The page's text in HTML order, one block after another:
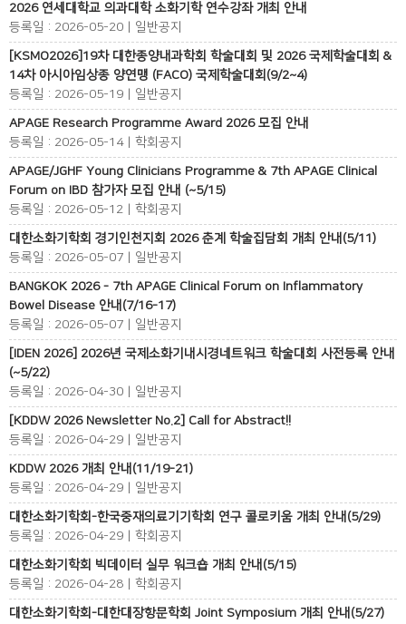
2026 연세대학교 의과대학 소화기학 연수강좌 개최 안내
등록일 : 2026-05-20 | 일반공지
[KSMO2026]19차 대한종양내과학회 학술대회 및 2026 국제학술대회 &
14차 아시아임상종 양연맹 (FACO) 국제학술대회(9/2~4)
등록일 : 2026-05-19 | 일반공지
APAGE Research Programme Award 2026 모집 안내
등록일 : 2026-05-14 | 학회공지
APAGE/JGHF Young Clinicians Programme & 7th APAGE Clinical
Forum on IBD 참가자 모집 안내 (~5/15)
등록일 : 2026-05-12 | 학회공지
대한소화기학회 경기인천지회 2026 춘계 학술집담회 개최 안내(5/11)
등록일 : 2026-05-07 | 일반공지
BANGKOK 2026 - 7th APAGE Clinical Forum on Inflammatory
Bowel Disease 안내(7/16-17)
등록일 : 2026-05-07 | 일반공지
[IDEN 2026] 2026년 국제소화기내시경네트워크 학술대회 사전등록 안내
(~5/22)
등록일 : 2026-04-30 | 일반공지
[KDDW 2026 Newsletter No.2] Call for Abstract!!
등록일 : 2026-04-29 | 일반공지
KDDW 2026 개최 안내(11/19-21)
등록일 : 2026-04-29 | 일반공지
대한소화기학회-한국중재의료기기학회 연구 콜로키움 개최 안내(5/29)
등록일 : 2026-04-29 | 학회공지
대한소화기학회 빅데이터 실무 워크숍 개최 안내(5/15)
등록일 : 2026-04-28 | 학회공지
대한소화기학회-대한대장항문학회 Joint Symposium 개최 안내(5/27)